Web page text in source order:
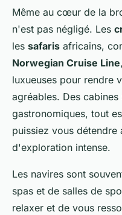
Même au cœur de la
n'est pas négligé. Les
les safaris africains,
Norwegian Cruise Line
luxueuses pour rendre
agréables. Des
gastronomiques, tout
puissiez vous détendre
d'exploration intense.
Les navires sont
spas et de salles de
relaxer et de vous